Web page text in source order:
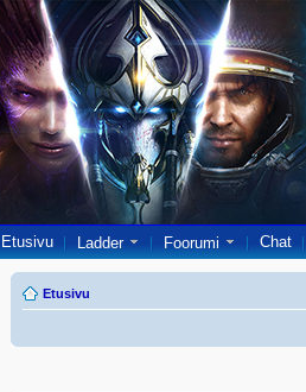
Etusivu Ladder Foorumi Chat
Etusivu